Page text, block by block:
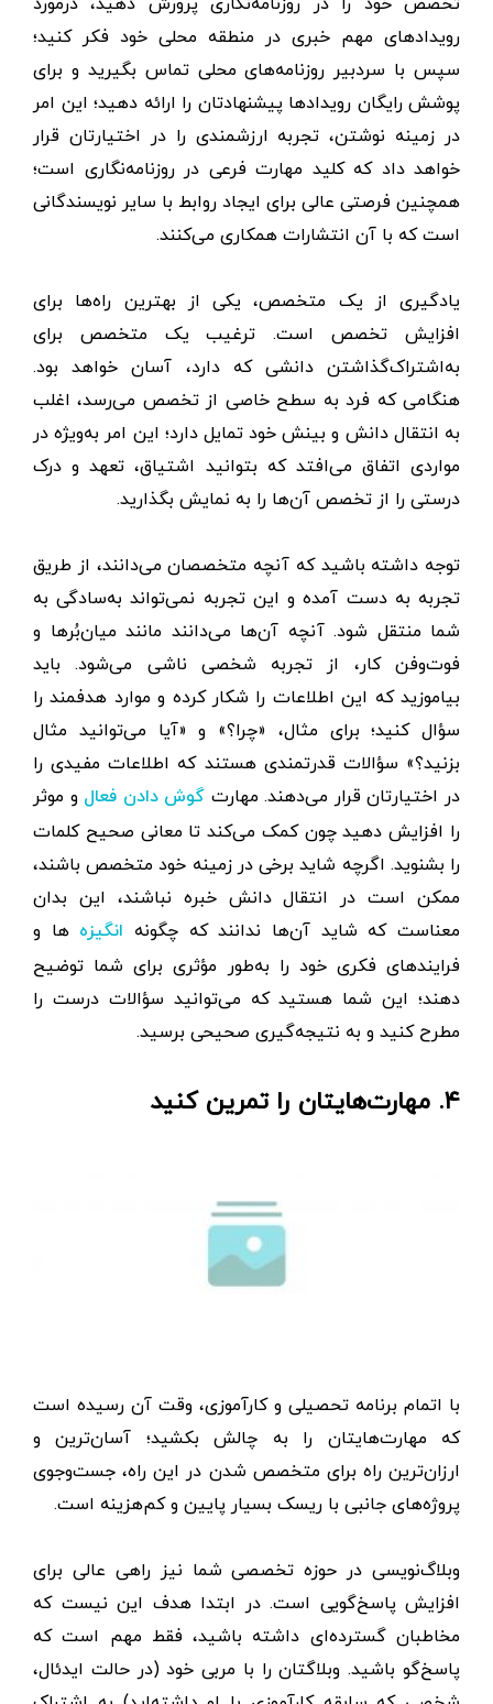
رویدادهای مهم خبری در منطقه محلی خود فکر کنید؛
سپس با سردبیر روزنامه‌های محلی تماس بگیرید و برای
پوشش رایگان رویدادها پیشنهادتان را ارائه دهید؛ این امر
در زمینه نوشتن، تجربه ارزشمندی را در اختیارتان قرار
خواهد داد که کلید مهارت فرعی در روزنامه‌نگاری است؛
همچنین فرصتی عالی برای ایجاد روابط با سایر نویسندگانی
است که با آن انتشارات همکاری می‌کنند.
یادگیری از یک متخصص، یکی از بهترین راه‌ها برای
افزایش تخصص است. ترغیب یک متخصص برای
به‌اشتراک‌گذاشتن دانشی که دارد، آسان خواهد بود.
هنگامی که فرد به سطح خاصی از تخصص می‌رسد، اغلب
به انتقال دانش و بینش خود تمایل دارد؛ این امر به‌ویژه در
مواردی اتفاق می‌افتد که بتوانید اشتیاق، تعهد و درک
درستی را از تخصص آن‌ها را به نمایش بگذارید.
توجه داشته باشید که آنچه متخصصان می‌دانند، از طریق
تجربه به دست آمده و این تجربه نمی‌تواند به‌سادگی به
شما منتقل شود. آنچه آن‌ها می‌دانند مانند میان‌بُرها و
فوت‌و‌فن کار، از تجربه شخصی ناشی می‌شود. باید
بیاموزید که این اطلاعات را شکار کرده و موارد هدفمند را
سؤال کنید؛ برای مثال، «چرا؟» و «آیا می‌توانید مثال
بزنید؟» سؤالات قدرتمندی هستند که اطلاعات مفیدی را
در اختیارتان قرار می‌دهند. مهارت گوش دادن فعال و موثر
را افزایش دهید چون کمک می‌کند تا معانی صحیح کلمات
را بشنوید. اگرچه شاید برخی در زمینه خود متخصص باشند،
ممکن است در انتقال دانش خبره نباشند، این بدان
معناست که شاید آن‌ها ندانند که چگونه انگیزه ها و
فرایندهای فکری خود را به‌طور مؤثری برای شما توضیح
دهند؛ این شما هستید که می‌توانید سؤالات درست را
مطرح کنید و به نتیجه‌گیری صحیحی برسید.
۴. مهارت‌هایتان را تمرین کنید
با اتمام برنامه تحصیلی و کارآموزی، وقت آن رسیده است
که مهارت‌هایتان را به چالش بکشید؛ آسان‌ترین و
ارزان‌ترین راه برای متخصص شدن در این راه، جست‌وجوی
پروژه‌های جانبی با ریسک بسیار پایین و کم‌هزینه است.
وبلاگ‌نویسی در حوزه تخصصی شما نیز راهی عالی برای
افزایش پاسخ‌گویی است. در ابتدا هدف این نیست که
مخاطبان گسترده‌ای داشته باشید، فقط مهم است که
پاسخ‌گو باشید. وبلاگتان را با مربی خود (در حالت ایدئال،